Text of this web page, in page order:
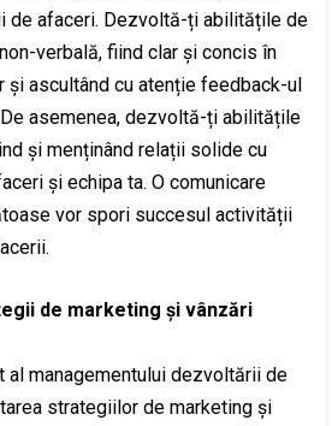
de afaceri. Dezvoltă-ți abilitățile de
verbală, fiind clar și concis în
și ascultând cu atenție feedback-ul
asemenea, dezvoltă-ți abilitățile
și menținând relații solide cu
și echipa ta. O comunicare
vor spori succesul activității
de marketing și vânzări
al managementului dezvoltării de
strategiilor de marketing și